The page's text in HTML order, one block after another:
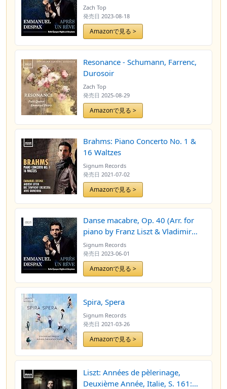
Zach Top
発売日 2023-08-18
Amazonで見る >
Resonance - Schumann, Farrenc,
Durosoir
Zach Top
発売日 2025-08-29
Amazonで見る >
Brahms: Piano Concerto No. 1 &
16 Waltzes
Signum Records
発売日 2021-07-02
Amazonで見る >
Danse macabre, Op. 40 (Arr. for
piano by Franz Liszt & Vladimir
Horowitz) [Radio Edit]
Signum Records
発売日 2023-06-01
Amazonで見る >
Spira, Spera
Signum Records
発売日 2021-03-26
Amazonで見る >
Liszt: Années de pèlerinage,
Deuxième Année, Italie, S. 161: